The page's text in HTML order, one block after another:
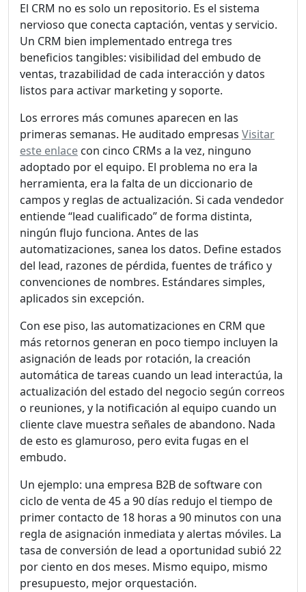
El CRM no es solo un repositorio. Es el sistema
nervioso que conecta captación, ventas y servicio.
Un CRM bien implementado entrega tres
beneficios tangibles: visibilidad del embudo de
ventas, trazabilidad de cada interacción y datos
listos para activar marketing y soporte.
Los errores más comunes aparecen en las
primeras semanas. He auditado empresas Visitar
este enlace con cinco CRMs a la vez, ninguno
adoptado por el equipo. El problema no era la
herramienta, era la falta de un diccionario de
campos y reglas de actualización. Si cada vendedor
entiende “lead cualificado” de forma distinta,
ningún flujo funciona. Antes de las
automatizaciones, sanea los datos. Define estados
del lead, razones de pérdida, fuentes de tráfico y
convenciones de nombres. Estándares simples,
aplicados sin excepción.
Con ese piso, las automatizaciones en CRM que
más retornos generan en poco tiempo incluyen la
asignación de leads por rotación, la creación
automática de tareas cuando un lead interactúa, la
actualización del estado del negocio según correos
o reuniones, y la notificación al equipo cuando un
cliente clave muestra señales de abandono. Nada
de esto es glamuroso, pero evita fugas en el
embudo.
Un ejemplo: una empresa B2B de software con
ciclo de venta de 45 a 90 días redujo el tiempo de
primer contacto de 18 horas a 90 minutos con una
regla de asignación inmediata y alertas móviles. La
tasa de conversión de lead a oportunidad subió 22
por ciento en dos meses. Mismo equipo, mismo
presupuesto, mejor orquestación.